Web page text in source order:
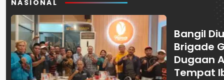
NASIONAL
Bangil
Brigade
Dugaan
Tempat